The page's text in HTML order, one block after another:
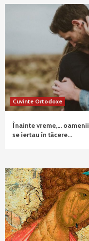
Cuvinte Ortodoxe
Înainte vreme,… oamenii
se iertau în tăcere…